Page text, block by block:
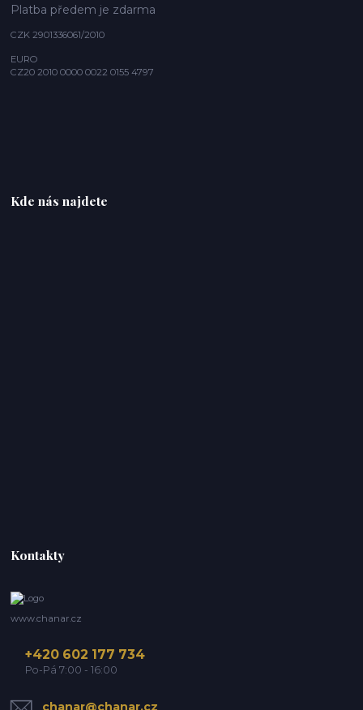
Platba předem je zdarma
CZK 2901336061/2010
EURO
CZ20 2010 0000 0022 0155 4797
Kde nás najdete
Kontakty
www.chanar.cz
+420 602 177 734
Po-Pá 7:00 - 16:00
chanar@chanar.cz